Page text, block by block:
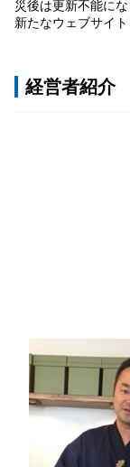
災後は更新不能に
新たなウェブサイト
経営者紹介